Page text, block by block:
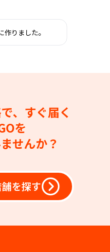
作りました｡
、すぐ届く
を
せんか？
を探す